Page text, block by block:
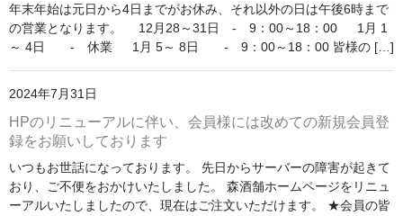
年末年始は元日から4日までがお休み、それ以外の日は午後6時まで
の営業となります。 12月28～31日 - 9：00～18：00 1月 1
～ 4日 - 休業 1月 5～ 8日 - 9：00～18：00 皆様の […]
2024年7月31日
HPのリニューアルに伴い、会員様には改めての新規会員登
録をお願いしております
いつもお世話になっております。 先日からサーバーの障害が起きて
おり、ご不便をおかけいたしました。 森酒舗ホームページをリニュ
ーアルいたしましたので、現在はご注文いただけます。 ★会員の皆